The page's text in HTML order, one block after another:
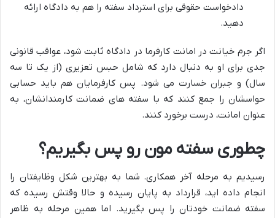
دادخواست حقوقی برای استرداد سفته را هم به دادگاه ارائه
دهید.
اگر جرم خیانت در امانت کارفرما در دادگاه ثابت شود، عواقب قانونی
جدی برای او به دنبال دارد که شامل حبس تعزیری (از یک تا سه
سال) و جبران خسارت می شود. پس کارفرمایان هم باید حسابی
حواسشان را جمع کنند که با سفته های ضمانت کارمندانشان، به
عنوان امانت، درست برخورد کنند.
چطوری سفته مون رو پس بگیریم؟
رسیدیم به مرحله آخر همکاری. شما به بهترین شکل وظایفتان را
انجام داده اید، قرارداد به پایان رسیده و حالا وقتش رسیده که
سفته ضمانت خودتان را پس بگیرید. اما همین مرحله به ظاهر